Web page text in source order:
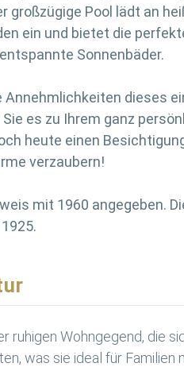
großzügige Pool lädt an
ein und bietet die
Sonnenbäder.
Annehmlichkeiten dieses
es zu Ihrem ganz
heute einen
verzaubern!
mit 1960 angegeben.
ruhigen Wohngegend, die
was sie ideal für